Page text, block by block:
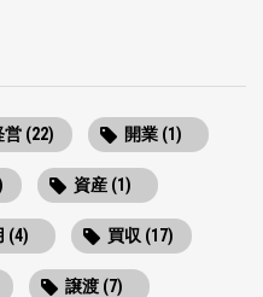
(22) 開業 (1)
資産 (1)
(4) 買収 (17)
譲渡 (7)